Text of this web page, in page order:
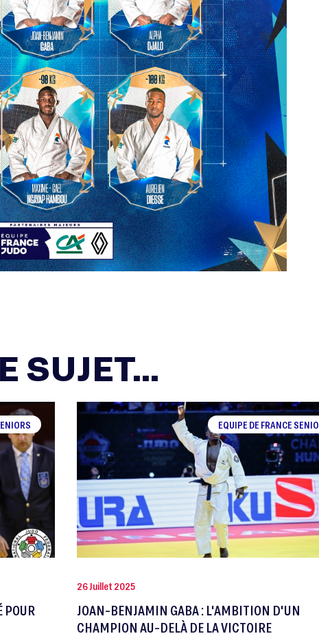
SUJET...
POUR
EQUIPE DE FRANCE
26 Juillet 2025
JOAN-BENJAMIN GABA : L'AMBITION D'UN
CHAMPION AU-DELÀ DE LA VICTOIRE